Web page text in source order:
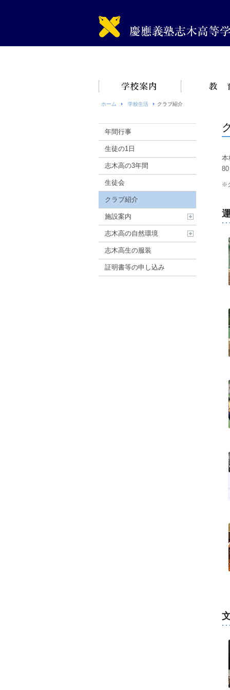
ホーム 学校生活 クラブ紹介
本
※
年間行事
生徒の1日
志木高の3年間
生徒会
クラブ紹介
施設案内
志木高の自然環境
志木高生の服装
証明書等の申し込み